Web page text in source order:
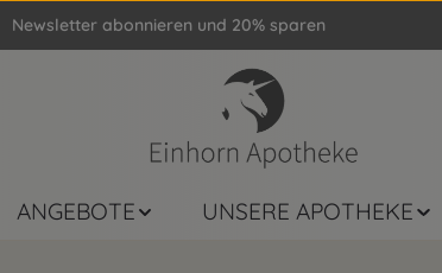
Newsletter abonnieren und 20% sparen
ANGEBOTE UNSERE APOTHEKE